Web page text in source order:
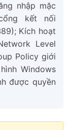
nhập mặc
kết nối
Kích hoạt
Level
Policy giới
Windows
được quyền